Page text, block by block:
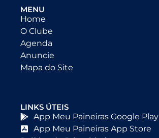
MENU
Home
O Clube
Agenda
Anuncie
Mapa do Site
LINKS ÚTEIS
App Meu Paineiras Google Play
App Meu Paineiras App Store